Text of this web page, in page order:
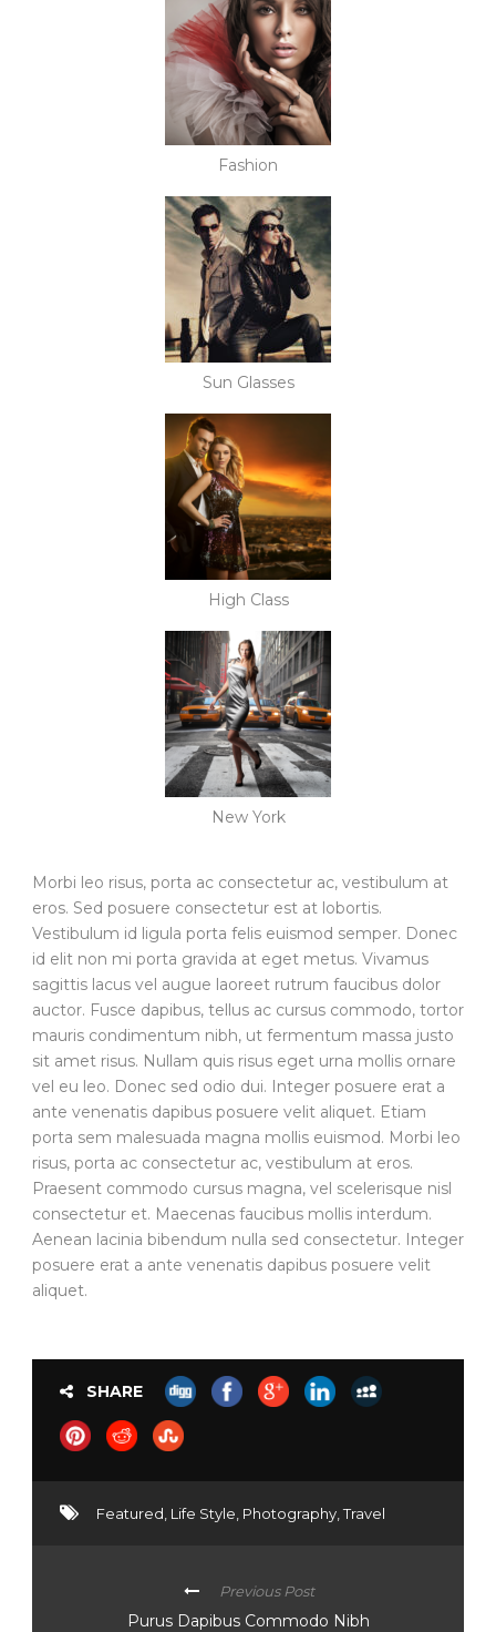
Fashion
Sun Glasses
High Class
New York
Morbi leo risus, porta ac consectetur ac, vestibulum at
eros. Sed posuere consectetur est at lobortis.
Vestibulum id ligula porta felis euismod semper. Donec
id elit non mi porta gravida at eget metus. Vivamus
sagittis lacus vel augue laoreet rutrum faucibus dolor
auctor. Fusce dapibus, tellus ac cursus commodo, tortor
mauris condimentum nibh, ut fermentum massa justo
sit amet risus. Nullam quis risus eget urna mollis ornare
vel eu leo. Donec sed odio dui. Integer posuere erat a
ante venenatis dapibus posuere velit aliquet. Etiam
porta sem malesuada magna mollis euismod. Morbi leo
risus, porta ac consectetur ac, vestibulum at eros.
Praesent commodo cursus magna, vel scelerisque nisl
consectetur et. Maecenas faucibus mollis interdum.
Aenean lacinia bibendum nulla sed consectetur. Integer
posuere erat a ante venenatis dapibus posuere velit
aliquet.
SHARE
Featured Life Style Photography Travel
Previous Post
Purus Dapibus Commodo Nibh